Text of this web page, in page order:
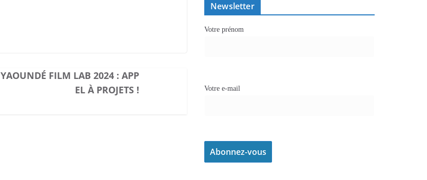
YAOUNDÉ FILM LAB 2024 : APP
EL À PROJETS !
Newsletter
Votre prénom
Votre e-mail